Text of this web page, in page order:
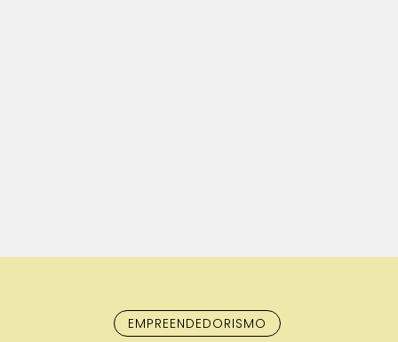
EMPREENDEDORISMO